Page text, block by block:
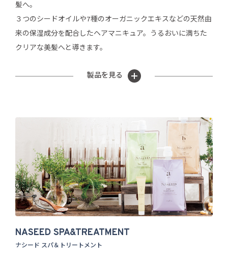
髪へ。
３つのシードオイルや7種のオーガニックエキスなどの天然由
来の保湿成分を配合したヘアマニキュア。うるおいに満ちた
クリアな美髪へと導きます。
製品を見る
NASEED SPA&TREATMENT
ナシード スパ＆トリートメント